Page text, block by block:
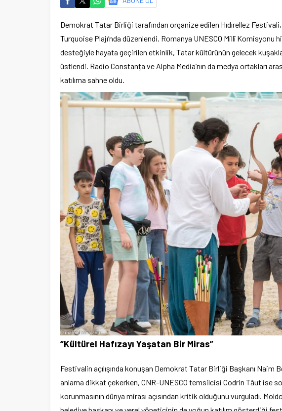
Demokrat Tatar Birliği tarafından organize edilen Hıdırellez Festivali,
Turquoise Plajı’nda düzenlendi. Romanya UNESCO Millî Komisyonu
desteğiyle hayata geçirilen etkinlik, Tatar kültürünün gelecek
üstlendi. Radio Constanța ve Alpha Media’nın da medya ortakları
katılıma sahne oldu.
“Kültürel Hafızayı Yaşatan Bir Miras”
Festivalin açılışında konuşan Demokrat Tatar Birliği Başkanı Naim
anlama dikkat çekerken, CNR-UNESCO temsilcisi Codrin Tăut ise
korunmasının dünya mirası açısından kritik olduğunu vurguladı.